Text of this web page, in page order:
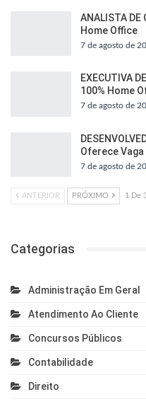
ANALISTA
Home Office
7 de agosto de
EXECUTIVA
100% Home
7 de agosto de
Oferece
7 de agosto de
ANTERIOR PRÓXIMO 1 De
Categorias
Administração Em Geral
Atendimento Ao Cliente
Concursos Públicos
Contabilidade
Direito